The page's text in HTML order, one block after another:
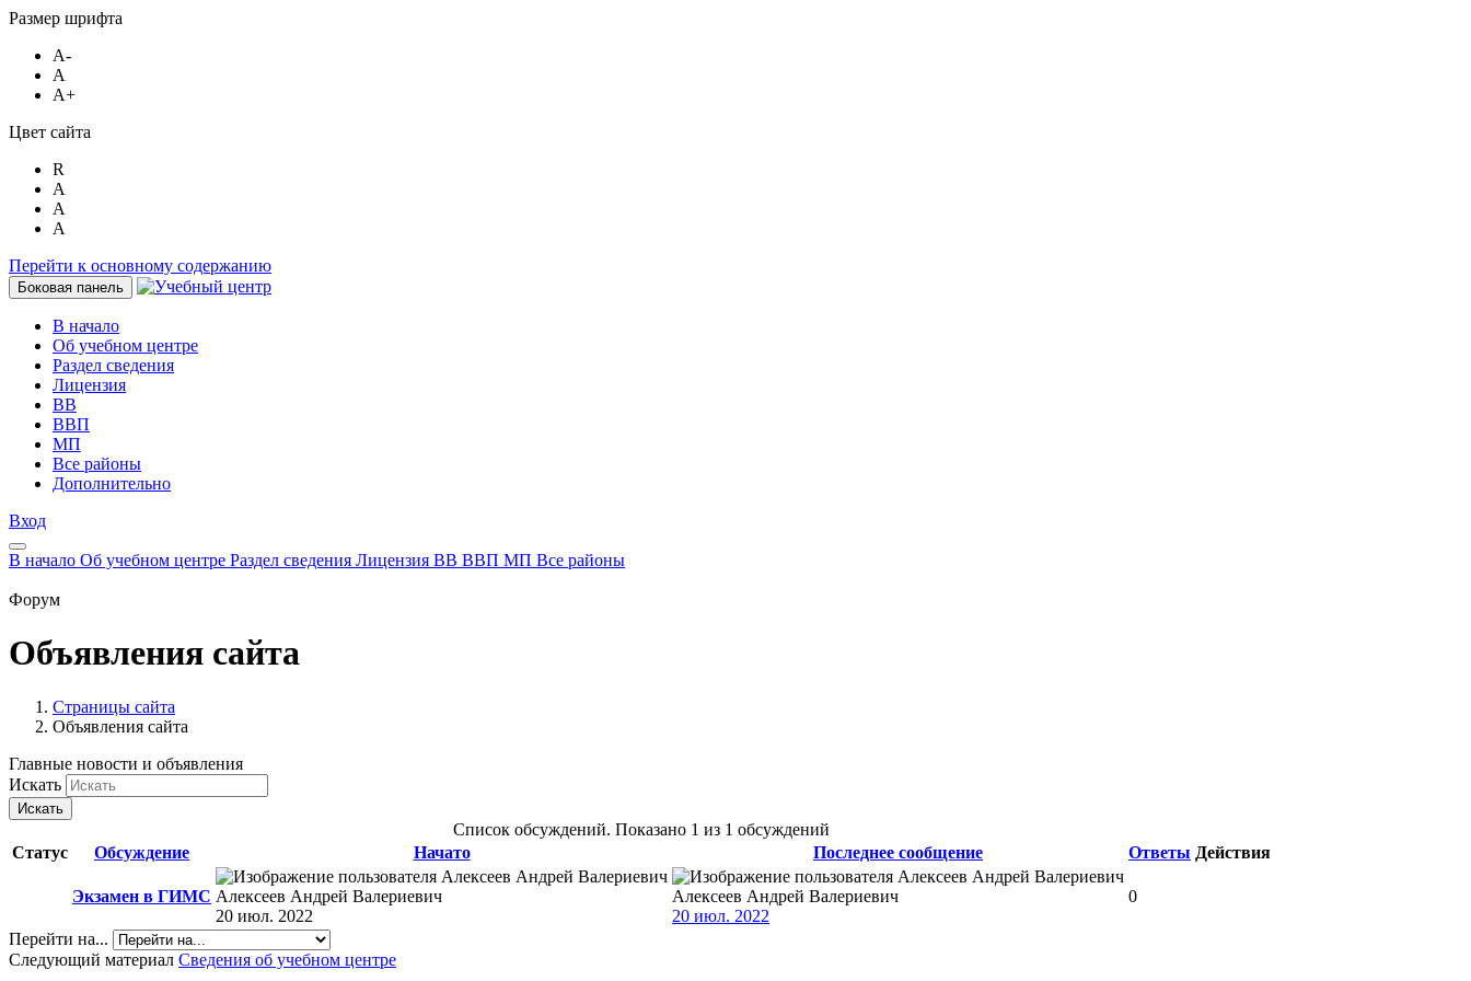
Размер шрифта
A-
A
A+
Цвет сайта
R
A
A
A
Перейти к основному содержанию
Боковая панель
В начало
Об учебном центре
Раздел сведения
Лицензия
ВВ
ВВП
МП
Все районы
Дополнительно
Вход
В начало Об учебном центре Раздел сведения Лицензия ВВ ВВП МП Все районы
Форум
Объявления сайта
Страницы сайта
Объявления сайта
Главные новости и объявления
Искать
Искать
Список обсуждений. Показано 1 из 1 обсуждений
Статус
Обсуждение Начато Последнее сообщение Ответы Действия
Экзамен в ГИМС Алексеев Андрей Валериевич
20 июл. 2022
Алексеев Андрей Валериевич
20 июл. 2022
0
Перейти на...
Следующий материал Сведения об учебном центре